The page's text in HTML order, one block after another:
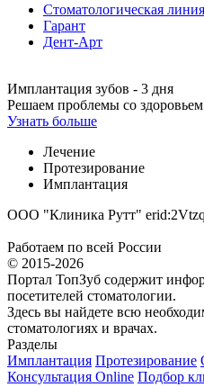
Стоматологическая
Гарант
Дент-Арт
Имплантация зубов - 3 дня
Решаем проблемы со
Узнать больше
Лечение
Протезирование
Имплантация
ООО "Клиника Рутт"
Работаем по всей России
© 2015-2026
Портал ТопЗуб содержит
посетителей стоматологии.
Здесь вы найдете всю
стоматологиях и врачах.
Разделы
Имплантация Протезирование
Консультация Online Подбор